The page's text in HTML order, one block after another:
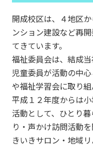
開成校区は、４地区
ンション建設など再
てきています。
福祉委員会は、結成
児童委員が活動の中
や福祉学習会に取り組
平成１２年度からは
活動として、ひとり
り・声かけ訪問活動
きいきサロン・地域